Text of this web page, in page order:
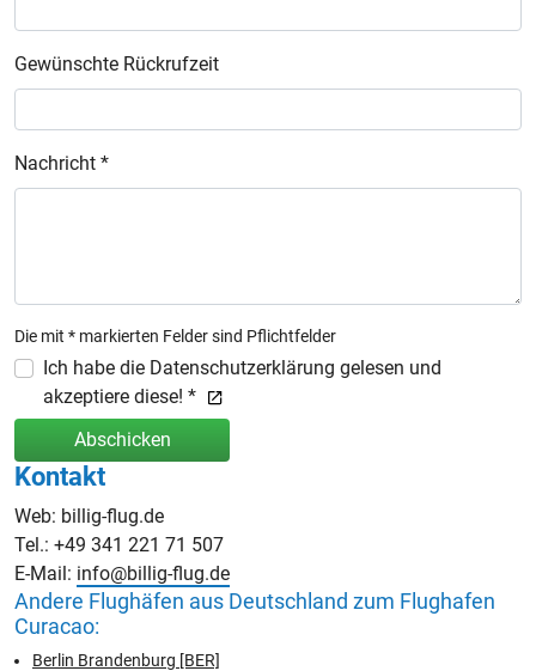
Gewünschte Rückrufzeit
Nachricht *
Die mit * markierten Felder sind Pflichtfelder
Ich habe die Datenschutzerklärung gelesen und
akzeptiere diese! *
Abschicken
Kontakt
Web: billig-flug.de
Tel.: +49 341 221 71 507
E-Mail: info@billig-flug.de
Andere Flughäfen aus Deutschland zum Flughafen
Curacao:
Berlin Brandenburg [BER]